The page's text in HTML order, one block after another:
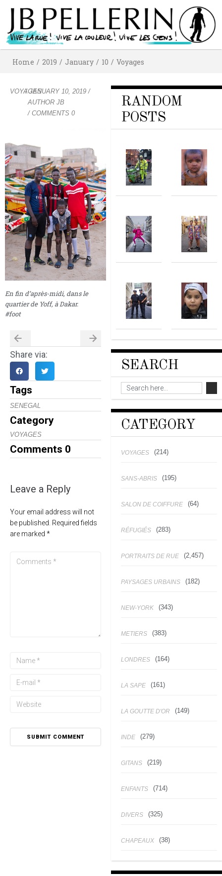
Home / 2019 / January / 10 / Voyages
VOYAGES
/JANUARY 10, 2019/
AUTHOR JB
/ COMMENTS 0
En fin d’après-midi, dans le
quartier de Yoff, à Dakar.
#foot
Share via:
Tags
SENEGAL
Category
VOYAGES
Comments 0
Leave a Reply
Your email address will not
be published. Required fields
are marked *
RANDOM
POSTS
SEARCH
CATEGORY
VOYAGES (214)
SANS-ABRIS (195)
SALON DE COIFFURE (64)
RÉFUGIÉS (283)
PORTRAITS DE RUE (2,457)
PAYSAGES URBAINS (182)
NEW-YORK (343)
METIERS (383)
LONDRES (164)
LA SAPE (161)
LA GOUTTE D'OR (149)
INDE (279)
GITANS (219)
ENFANTS (714)
DIVERS (325)
CHAPEAUX (38)